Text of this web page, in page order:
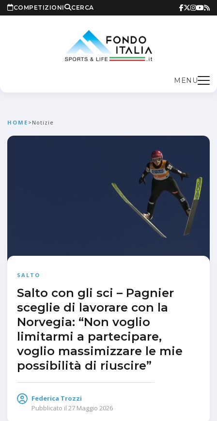
COMPETIZIONI CERCA
MENU
HOME > Notizie
SALTO
Salto con gli sci – Pagnier
sceglie di lavorare con la
Norvegia: “Non voglio
limitarmi a partecipare,
voglio massimizzare le mie
possibilità di riuscire”
Federica Trozzi
Pubblicato il 27 Maggio 2026